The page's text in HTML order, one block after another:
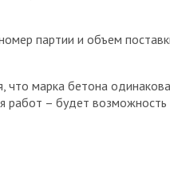
партии и объем
что марка бетона
работ – будет